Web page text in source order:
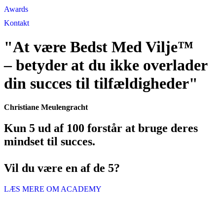
Awards
Kontakt
"At være Bedst Med Vilje™
– betyder at du ikke overlader
din succes til tilfældigheder"
Christiane Meulengracht
Kun 5 ud af 100 forstår at bruge deres
mindset til succes.
Vil du være en af de 5?
LÆS MERE OM ACADEMY